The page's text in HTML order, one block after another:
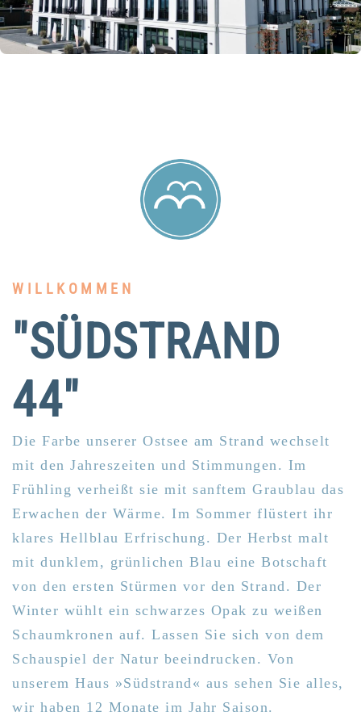
WILLKOMMEN
"SÜDSTRAND
44"
Die Farbe unserer Ostsee am Strand wechselt
mit den Jahreszeiten und Stimmungen. Im
Frühling verheißt sie mit sanftem Graublau das
Erwachen der Wärme. Im Sommer flüstert ihr
klares Hellblau Erfrischung. Der Herbst malt
mit dunklem, grünlichen Blau eine Botschaft
von den ersten Stürmen vor den Strand. Der
Winter wühlt ein schwarzes Opak zu weißen
Schaumkronen auf. Lassen Sie sich von dem
Schauspiel der Natur beeindrucken. Von
unserem Haus »Südstrand« aus sehen Sie alles,
wir haben 12 Monate im Jahr Saison.